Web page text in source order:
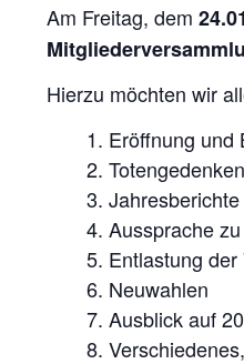
Am Freitag, dem
Hierzu möchten wir
Eröffnung und
Totengedenken
Jahresberichte
Aussprache
Entlastung
Neuwahlen
Ausblick auf